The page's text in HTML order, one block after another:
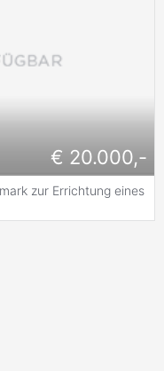
€ 20.000,-
zur Errichtung eines